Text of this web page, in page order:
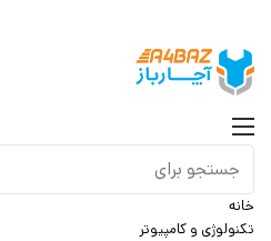
منو
خانه
تکنولوژی و کامپیوتر